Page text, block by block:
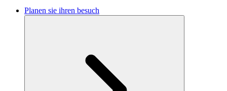
Planen sie ihren besuch